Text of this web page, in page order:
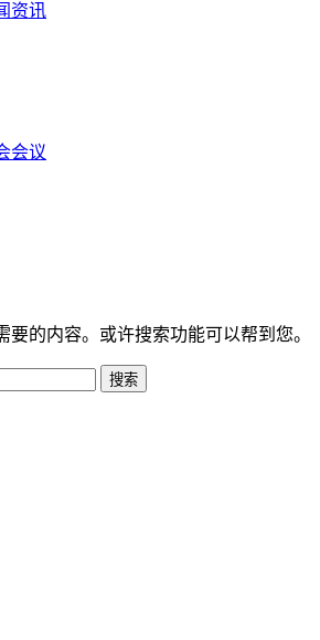
资讯
会议
要的内容。或许搜索功能可以帮到您。